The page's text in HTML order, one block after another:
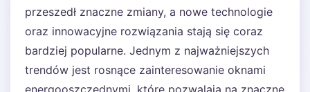
przeszedł znaczne zmiany, a nowe technologie
oraz innowacyjne rozwiązania stają się coraz
bardziej popularne. Jednym z najważniejszych
trendów jest rosnące zainteresowanie oknami
energooszczędnymi, które pozwalają na znaczne